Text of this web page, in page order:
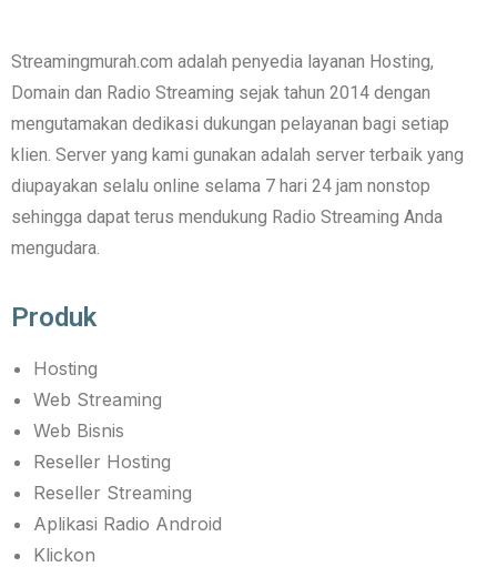
Streamingmurah.com adalah penyedia layanan Hosting,
Domain dan Radio Streaming sejak tahun 2014 dengan
mengutamakan dedikasi dukungan pelayanan bagi setiap
klien. Server yang kami gunakan adalah server terbaik yang
diupayakan selalu online selama 7 hari 24 jam nonstop
sehingga dapat terus mendukung Radio Streaming Anda
mengudara.
Produk
Hosting
Web Streaming
Web Bisnis
Reseller Hosting
Reseller Streaming
Aplikasi Radio Android
Klickon